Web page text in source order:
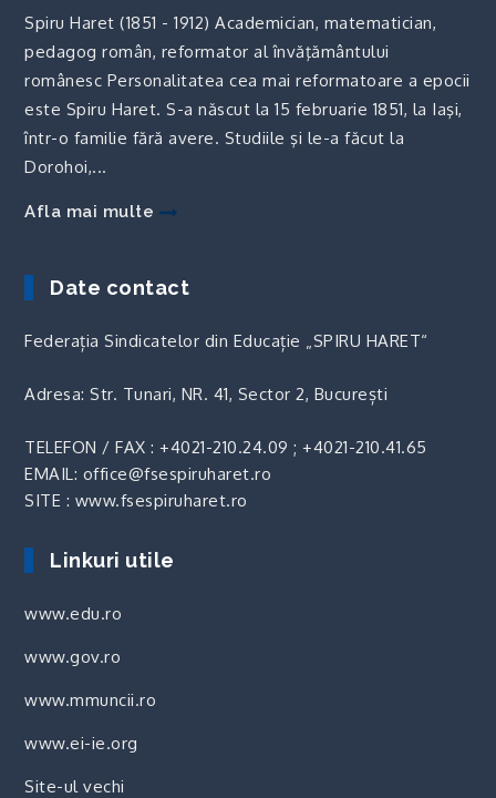
Spiru Haret (1851 - 1912) Academician, matematician,
pedagog român, reformator al învăţământului
românesc Personalitatea cea mai reformatoare a epocii
este Spiru Haret. S-a născut la 15 februarie 1851, la Iaşi,
într-o familie fără avere. Studiile şi le-a făcut la
Dorohoi,...
Afla mai multe
Date contact
Federația Sindicatelor din Educație „SPIRU HARET“
Adresa: Str. Tunari, NR. 41, Sector 2, București
TELEFON / FAX :+4021-210.24.09 ;+4021-210.41.65
EMAIL: office@fsespiruharet.ro
SITE : www.fsespiruharet.ro
Linkuri utile
www.edu.ro
www.gov.ro
www.mmuncii.ro
www.ei-ie.org
Site-ul vechi